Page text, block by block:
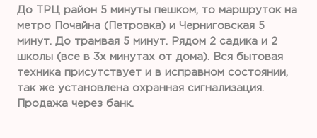
До ТРЦ район 5 минуты пешком, то маршруток на
метро Почайна (Петровка) и Черниговская 5
минут. До трамвая 5 минут. Рядом 2 садика и 2
школы (все в 3х минутах от дома). Вся бытовая
техника присутствует и в исправном состоянии,
так же установлена охранная сигнализация.
Продажа через банк.